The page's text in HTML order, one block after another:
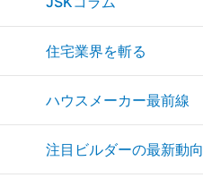
住宅業界を斬る
ハウスメーカー最前線
注目ビルダーの最新動向